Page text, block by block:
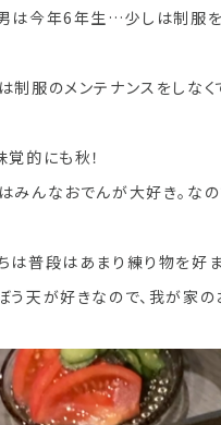
は今年6年生…少しは制服
制服のメンテナンスをしなく
覚的にも秋！
みんなおでんが大好き。な
は普段はあまり練り物を好
う天が好きなので、我が家